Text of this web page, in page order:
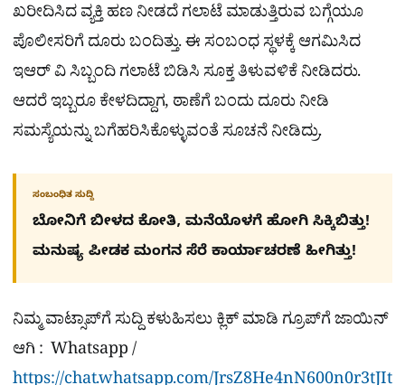
ಖರೀದಿಸಿದ ವ್ಯಕ್ತಿ ಹಣ ನೀಡದೆ ಗಲಾಟೆ ಮಾಡುತ್ತಿರುವ ಬಗ್ಗೆಯೂ
ಪೊಲೀಸರಿಗೆ ದೂರು ಬಂದಿತ್ತು. ಈ ಸಂಬಂಧ ಸ್ಥಳಕ್ಕೆ ಆಗಮಿಸಿದ
ಇಆರ್ ವಿ ಸಿಬ್ಬಂದಿ ಗಲಾಟೆ ಬಿಡಿಸಿ ಸೂಕ್ತ ತಿಳುವಳಿಕೆ ನೀಡಿದರು.
ಆದರೆ ಇಬ್ಬರೂ ಕೇಳದಿದ್ದಾಗ, ಠಾಣೆಗೆ ಬಂದು ದೂರು ನೀಡಿ
ಸಮಸ್ಯೆಯನ್ನು ಬಗೆಹರಿಸಿಕೊಳ್ಳುವಂತೆ ಸೂಚನೆ ನೀಡಿದ್ರು.
ಸಂಬಂಧಿತ ಸುದ್ದಿ
ಬೋನಿಗೆ ಬೀಳದ ಕೋತಿ, ಮನೆಯೊಳಗೆ ಹೋಗಿ ಸಿಕ್ಕಿಬಿತ್ತು!
ಮನುಷ್ಯ ಪೀಡಕ ಮಂಗನ ಸೆರೆ ಕಾರ್ಯಾಚರಣೆ ಹೀಗಿತ್ತು!
ನಿಮ್ಮ ವಾಟ್ಸಾಪ್​ಗೆ ಸುದ್ದಿ ಕಳುಹಿಸಲು ಕ್ಲಿಕ್​ ಮಾಡಿ ಗ್ರೂಪ್​ಗೆ ಜಾಯಿನ್
ಆಗಿ : Whatsapp /